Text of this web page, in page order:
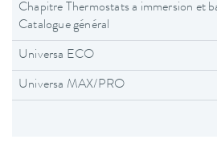
Chapitre Thermostats a immersion et
Catalogue général
Universa ECO
Universa MAX/PRO